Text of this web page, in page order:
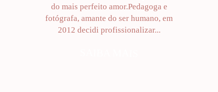
do mais perfeito amor.Pedagoga e
fotógrafa, amante do ser humano, em
2012 decidi profissionalizar...